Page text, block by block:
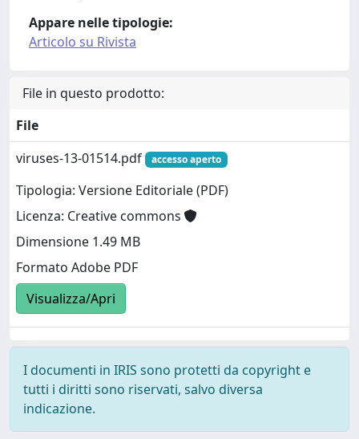
Appare nelle tipologie:
Articolo su Rivista
File in questo prodotto:
File
viruses-13-01514.pdf
accesso aperto
Tipologia: Versione Editoriale (PDF)
Licenza: Creative commons
Dimensione 1.49 MB
Formato Adobe PDF
Visualizza/Apri
I documenti in IRIS sono protetti da copyright e
tutti i diritti sono riservati, salvo diversa
indicazione.